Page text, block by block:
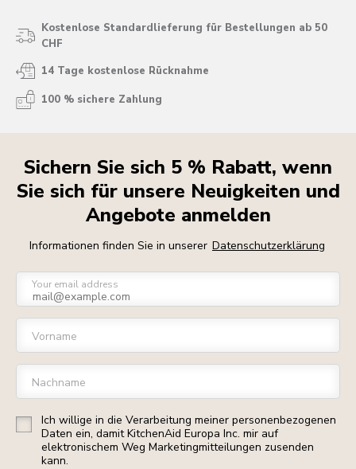
Kostenlose Standardlieferung für Bestellungen ab 50
CHF
14 Tage kostenlose Rücknahme
100 % sichere Zahlung
Sichern Sie sich 5 % Rabatt, wenn
Sie sich für unsere Neuigkeiten und
Angebote anmelden
Informationen finden Sie in unserer Datenschutzerklärung
Your email address
Vorname
Nachname
Ich willige in die Verarbeitung meiner personenbezogenen
Daten ein, damit KitchenAid Europa Inc. mir auf
elektronischem Weg Marketingmitteilungen zusenden
kann.